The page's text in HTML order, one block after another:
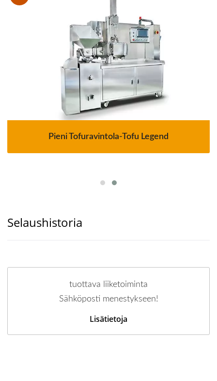
Pieni Tofuravintola-Tofu Legend
Selaushistoria
tuottava liiketoiminta
Sähköposti menestykseen!
Lisätietoja